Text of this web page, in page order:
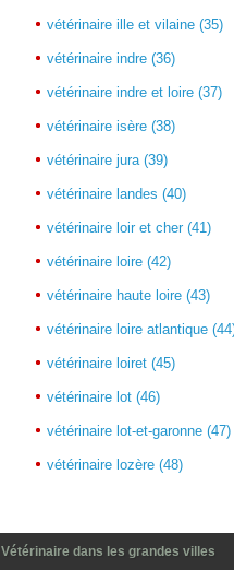
vétérinaire ille et vilaine (35)
vétérinaire indre (36)
vétérinaire indre et loire (37)
vétérinaire isère (38)
vétérinaire jura (39)
vétérinaire landes (40)
vétérinaire loir et cher (41)
vétérinaire loire (42)
vétérinaire haute loire (43)
vétérinaire loire atlantique
vétérinaire loiret (45)
vétérinaire lot (46)
vétérinaire lot-et-garonne (47)
vétérinaire lozère (48)
Vétérinaire dans les grandes villes